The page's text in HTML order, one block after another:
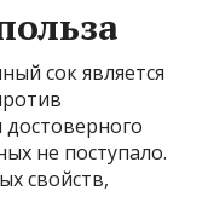
сок является
не поступало.
свойств,